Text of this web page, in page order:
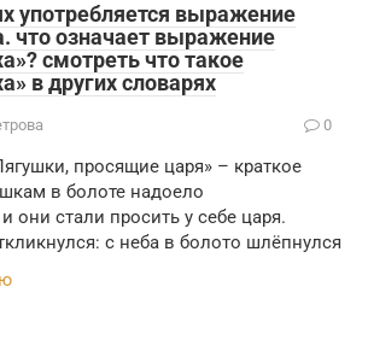
употребляется выражение
что означает выражение
смотреть что такое
в других словарях
0
просящие царя» – краткое
в болоте надоело
они стали просить у себе царя.
с неба в болото шлёпнулся